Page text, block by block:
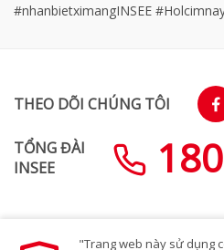
#nhanbietximangINSEE
THEO DÕI CHÚNG TÔI
TỔNG ĐÀI
INSEE
"Trang web này sử dụng